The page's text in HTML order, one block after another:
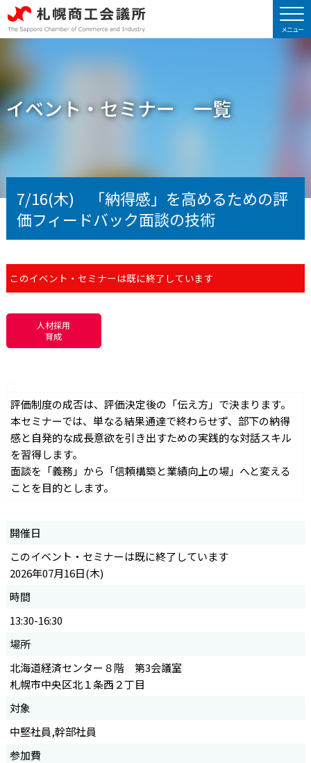
イベント・セミナー 一覧
7/16(木) 「納得感」を高めるための評
価フィードバック面談の技術
このイベント・セミナーは既に終了しています
人材採用
育成
評価制度の成否は、評価決定後の「伝え方」で決まります。
本セミナーでは、単なる結果通達で終わらせず、部下の納得
感と自発的な成長意欲を引き出すための実践的な対話スキル
を習得します。
面談を「義務」から「信頼構築と業績向上の場」へと変える
ことを目的とします。
開催日
このイベント・セミナーは既に終了しています
2026年07月16日(木)
時間
13:30-16:30
場所
北海道経済センター８階 第3会議室
札幌市中央区北１条西２丁目
対象
中堅社員,幹部社員
参加費